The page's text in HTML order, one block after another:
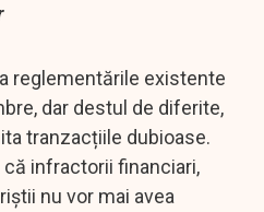
reglementările existente
dar destul de diferite,
tranzacțiile dubioase.
că infractorii financiari,
nu vor mai avea